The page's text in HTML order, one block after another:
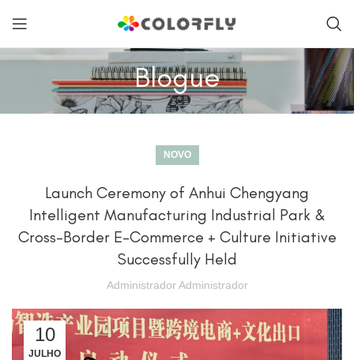
Blogue
NOVO
Launch Ceremony of Anhui Chengyang
Intelligent Manufacturing Industrial Park &
Cross-Border E-Commerce + Culture Initiative
Successfully Held
Administrador Administrador
10
JULHO